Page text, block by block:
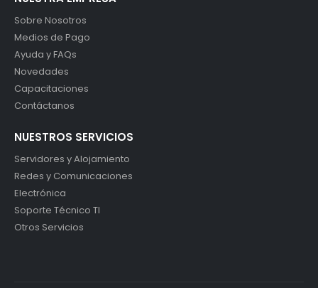
Sobre Nosotros
Medios de Pago
Ayuda y FAQs
Novedades
Capacitaciones
Contáctanos
NUESTROS SERVICIOS
Servidores y Alojamiento
Redes y Comunicaciones
Electrónica
Soporte Técnico TI
Otros Servicios